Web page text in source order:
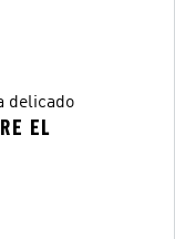
delicado
EL